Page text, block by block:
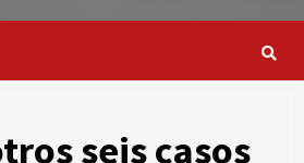
seis casos